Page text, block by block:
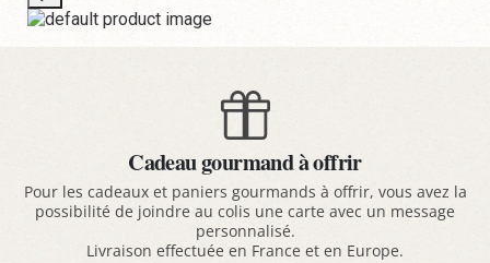
Cadeau gourmand à offrir
Pour les cadeaux et paniers gourmands à offrir, vous avez la
possibilité de joindre au colis une carte avec un message
personnalisé.
Livraison effectuée en France et en Europe.